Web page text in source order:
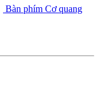
Bàn phím Cơ quang